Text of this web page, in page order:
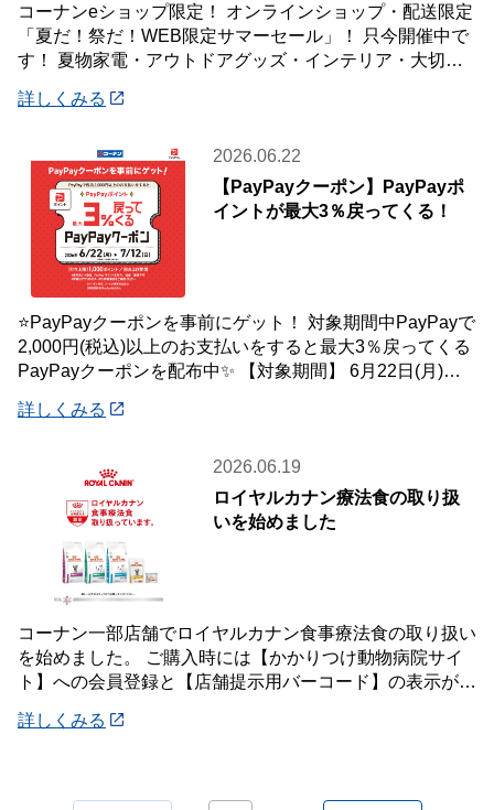
コーナンeショップ限定！ オンラインショップ・配送限定
「夏だ！祭だ！WEB限定サマーセール」！ 只今開催中で
す！ 夏物家電・アウトドアグッズ・インテリア・大切な
詳しくみる
2026.06.22
【PayPayクーポン】PayPayポ
イントが最大3％戻ってくる！
⭐PayPayクーポンを事前にゲット！ 対象期間中PayPayで
2,000円(税込)以上のお支払いをすると最大3％戻ってくる
PayPayクーポンを配布中✨ 【対象期間】 6月22日(月)～7
詳しくみる
2026.06.19
ロイヤルカナン療法食の取り扱
いを始めました
コーナン一部店舗でロイヤルカナン食事療法食の取り扱い
を始めました。 ご購入時には【かかりつけ動物病院サイ
ト】への会員登録と【店舗提示用バーコード】の表示が必
詳しくみる